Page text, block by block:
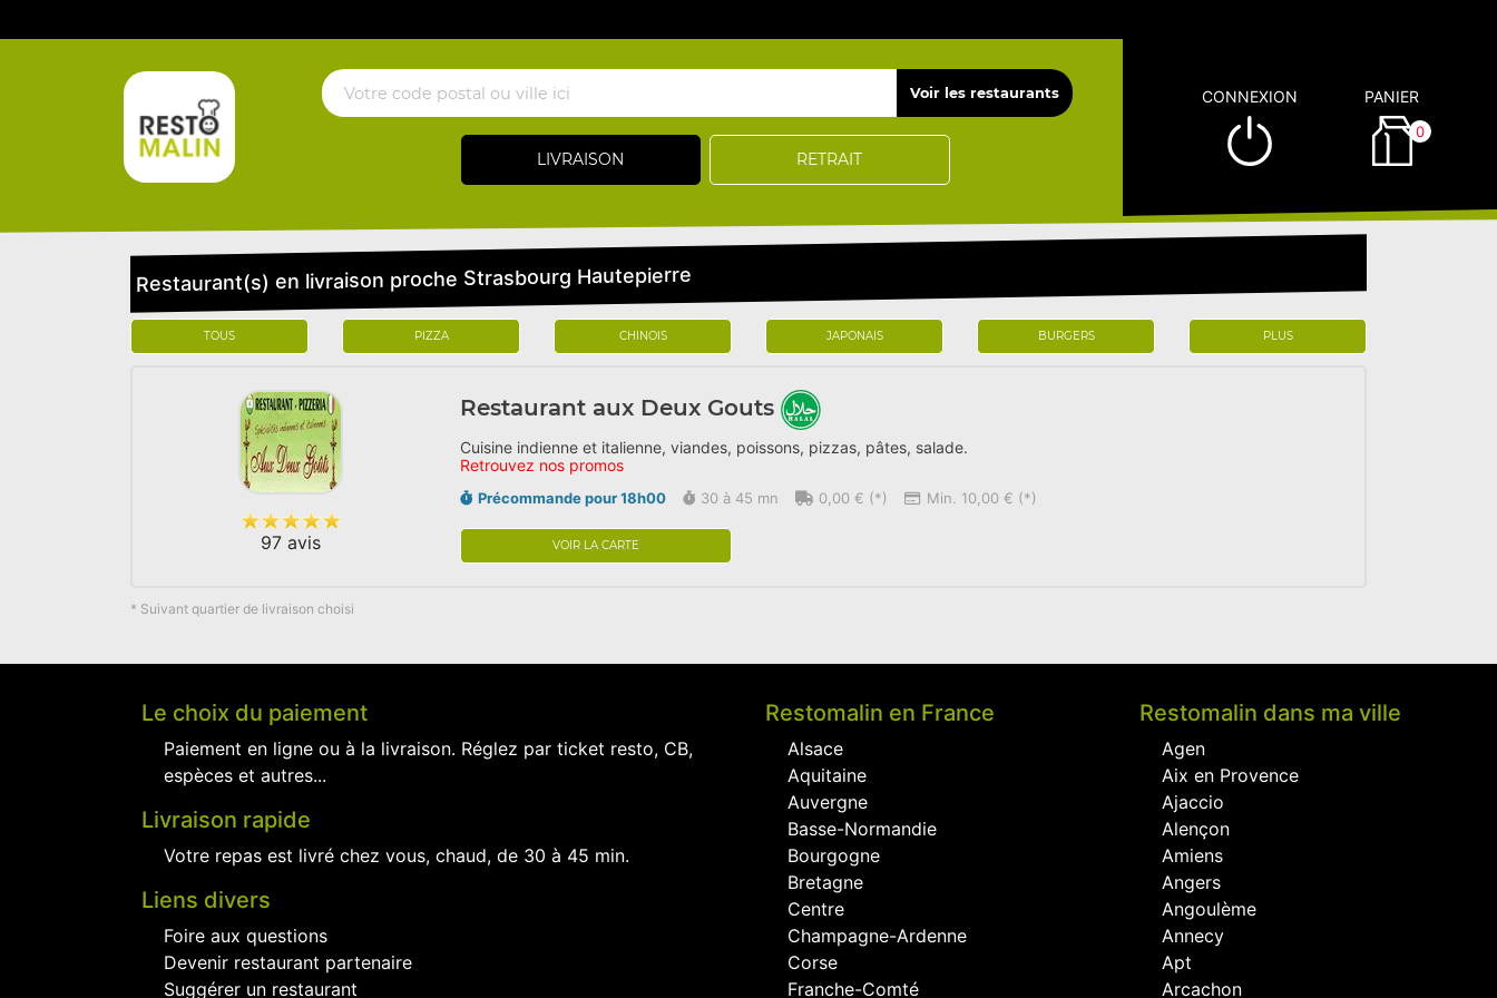
LIVRAISON RETRAIT
CONNEXION PANIER
0
Restaurant(s) en livraison proche Strasbourg Hautepierre
TOUS PIZZA CHINOIS JAPONAIS BURGERS PLUS
97 avis
Restaurant aux Deux Gouts
Cuisine indienne et italienne, viandes, poissons, pizzas, pâtes, salade.
Retrouvez nos promos
Précommande pour 18h00 30 à 45 mn 0,00 € (*) Min. 10,00 € (*)
VOIR LA CARTE
* Suivant quartier de livraison choisi
Le choix du paiement
Paiement en ligne ou à la livraison. Réglez par ticket resto, CB,
espèces et autres...
Livraison rapide
Votre repas est livré chez vous, chaud, de 30 à 45 min.
Liens divers
Foire aux questions
Devenir restaurant partenaire
Suggérer un restaurant
Restomalin en France
Alsace
Aquitaine
Auvergne
Basse-Normandie
Bourgogne
Bretagne
Centre
Champagne-Ardenne
Corse
Franche-Comté
Restomalin dans ma ville
Agen
Aix en Provence
Ajaccio
Alençon
Amiens
Angers
Angoulème
Annecy
Apt
Arcachon